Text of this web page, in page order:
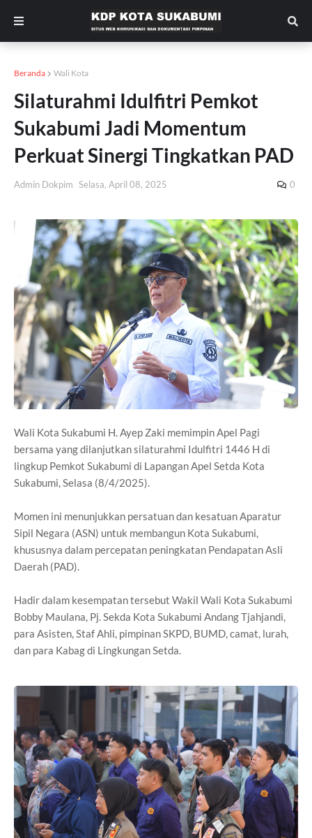
Beranda Wali Kota
Silaturahmi Idulfitri Pemkot
Sukabumi Jadi Momentum
Perkuat Sinergi Tingkatkan PAD
Admin Dokpim Selasa, April 08, 2025 0
Wali Kota Sukabumi H. Ayep Zaki memimpin Apel Pagi
bersama yang dilanjutkan silaturahmi Idulfitri 1446 H di
lingkup Pemkot Sukabumi di Lapangan Apel Setda Kota
Sukabumi, Selasa (8/4/2025).
Momen ini menunjukkan persatuan dan kesatuan Aparatur
Sipil Negara (ASN) untuk membangun Kota Sukabumi,
khususnya dalam percepatan peningkatan Pendapatan Asli
Daerah (PAD).
Hadir dalam kesempatan tersebut Wakil Wali Kota Sukabumi
Bobby Maulana, Pj. Sekda Kota Sukabumi Andang Tjahjandi,
para Asisten, Staf Ahli, pimpinan SKPD, BUMD, camat, lurah,
dan para Kabag di Lingkungan Setda.